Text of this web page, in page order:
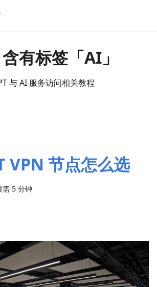
有标签「AI」
与 AI 服务访问相关教程
VPN 节点怎么选
需 5 分钟